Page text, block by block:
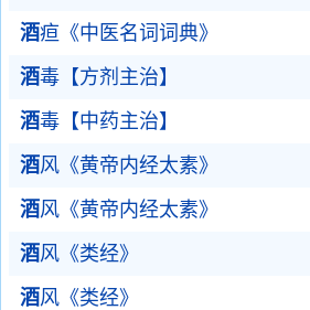
酒疸《中医名词词典》
酒毒【方剂主治】
酒毒【中药主治】
酒风《黄帝内经太素》
酒风《黄帝内经太素》
酒风《类经》
酒风《类经》